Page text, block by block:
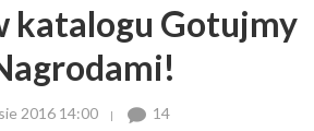
katalogu Gotujmy
2016 14:00
14